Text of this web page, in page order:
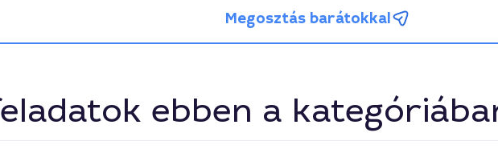
Megosztás barátokkal
ebben a